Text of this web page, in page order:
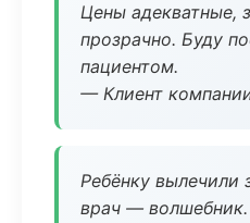
Цены адекватные,
прозрачно. Буду
пациентом.
— Клиент
Ребёнку вылечили
врач —